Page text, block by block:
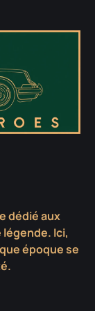
dédié aux
Ici,
époque se